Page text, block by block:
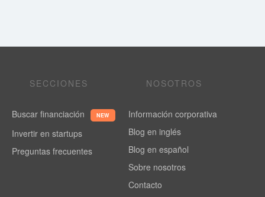
SECCIONES
Buscar financiación NEW
Invertir en startups
Preguntas frecuentes
NOSOTROS
Información corporativa
Blog en inglés
Blog en español
Sobre nosotros
Contacto